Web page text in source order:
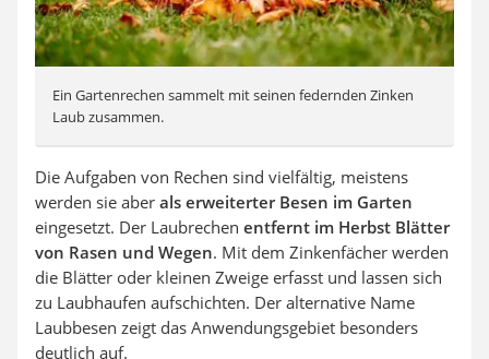
Ein Gartenrechen sammelt mit seinen federnden Zinken
Laub zusammen.
Die Aufgaben von Rechen sind vielfältig, meistens
werden sie aber als erweiterter Besen im Garten
eingesetzt. Der Laubrechen entfernt im Herbst Blätter
von Rasen und Wegen. Mit dem Zinkenfächer werden
die Blätter oder kleinen Zweige erfasst und lassen sich
zu Laubhaufen aufschichten. Der alternative Name
Laubbesen zeigt das Anwendungsgebiet besonders
deutlich auf.